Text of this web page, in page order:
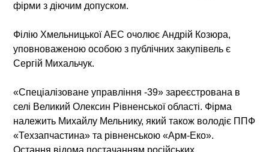
фірми з діючим допуском.
Філію Хмельницької АЕС очолює Андрій Козюра,
уповноваженою особою з публічних закупівель є
Сергій Михальчук.
«Спеціалізоване управління -39»зареєстрована в
селі Великий Олексин Рівненської області. Фірма
належить Михайлу Мельнику, який також володіє ППФ
«Техзапчастина» та рівненською «Арм-Еко».
Остання відома постачанням російських